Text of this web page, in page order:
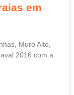
em
Muro Alto,
2016 com a